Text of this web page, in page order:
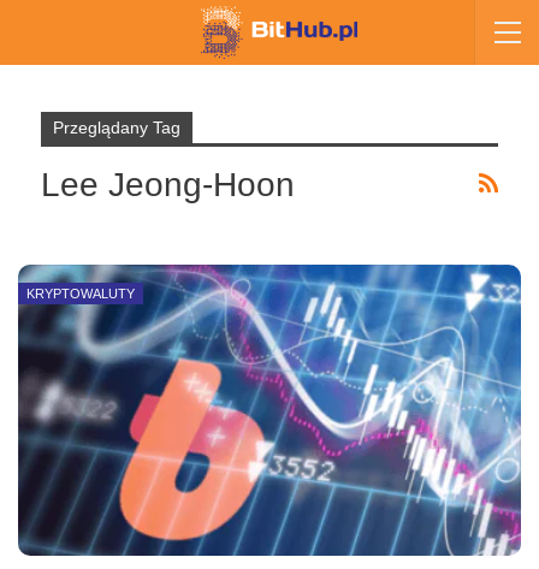
Przeglądany Tag
Lee Jeong-Hoon
KRYPTOWALUTY